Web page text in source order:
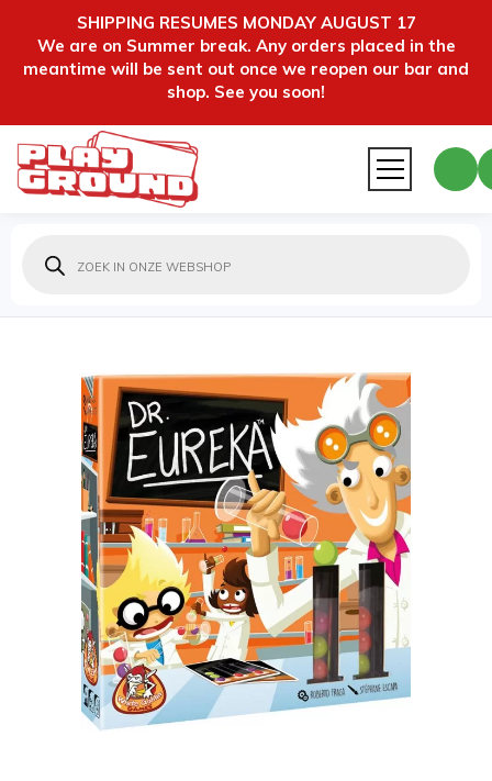
SHIPPING RESUMES MONDAY AUGUST 17
We are on Summer break. Any orders placed in the
meantime will be sent out once we reopen our bar and
shop. See you soon!
zoeken